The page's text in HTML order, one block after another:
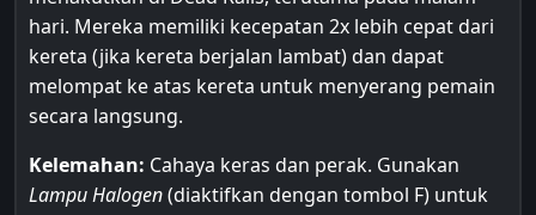
hari. Mereka memiliki kecepatan 2x lebih cepat dari
kereta (jika kereta berjalan lambat) dan dapat
melompat ke atas kereta untuk menyerang pemain
secara langsung.
Kelemahan: Cahaya keras dan perak. Gunakan
Lampu Halogen(diaktifkan dengan tombol F) untuk